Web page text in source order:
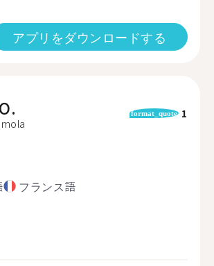
アプリをダウンロードする
O.
Imola
format_quote 1
フランス語